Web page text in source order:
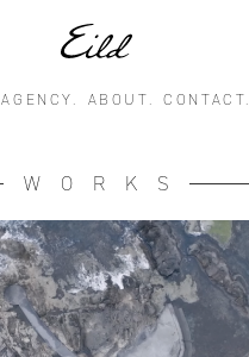
AGENCY. ABOUT. CONTACT.
WORKS